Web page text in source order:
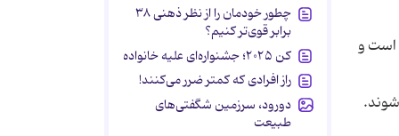
است و
چطور خودمان را از نظر ذهنی ۳۸
برابر قوی‌تر کنیم؟
کن ۲۰۲۵؛ جشنواره‌ای علیه خانواده
راز افرادی که کمتر ضرر می‌کنند!
دورود، سرزمین شگفتی‌های
طبیعت